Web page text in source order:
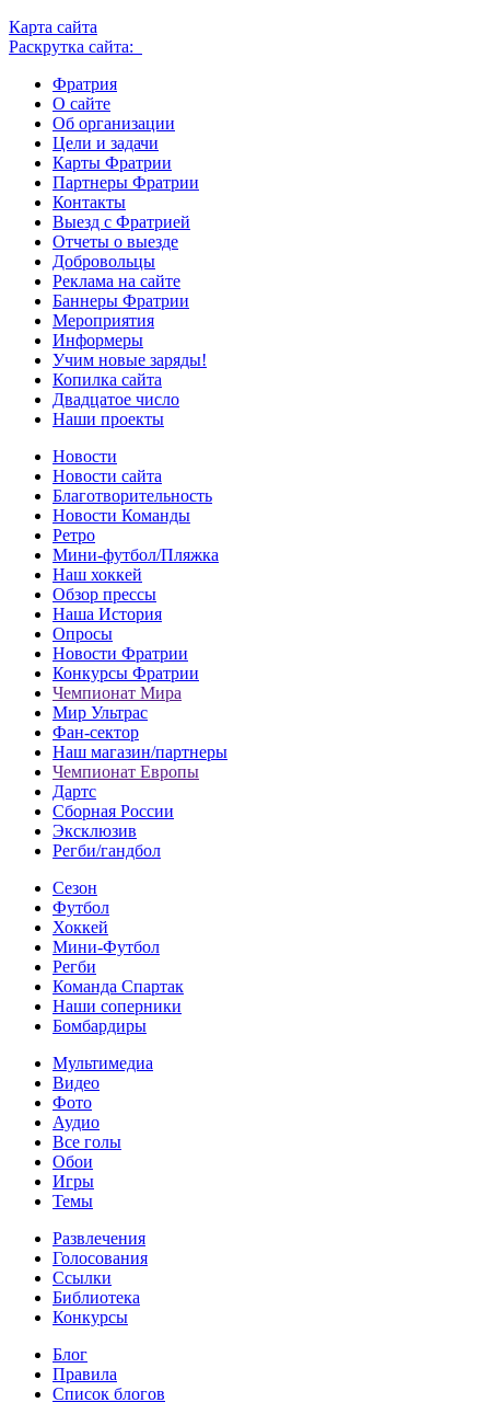
Карта сайта
Раскрутка сайта:
Фратрия
О сайте
Об организации
Цели и задачи
Карты Фратрии
Партнеры Фратрии
Контакты
Выезд с Фратрией
Отчеты о выезде
Добровольцы
Реклама на сайте
Баннеры Фратрии
Мероприятия
Информеры
Учим новые заряды!
Копилка сайта
Двадцатое число
Наши проекты
Новости
Новости сайта
Благотворительность
Новости Команды
Ретро
Мини-футбол/Пляжка
Наш хоккей
Обзор прессы
Наша История
Опросы
Новости Фратрии
Конкурсы Фратрии
Чемпионат Мира
Мир Ультрас
Фан-cектор
Наш магазин/партнеры
Чемпионат Европы
Дартс
Сборная России
Эксклюзив
Регби/гандбол
Сезон
Футбол
Хоккей
Мини-Футбол
Регби
Команда Спартак
Наши соперники
Бомбардиры
Мультимедиа
Видео
Фото
Аудио
Все голы
Обои
Игры
Темы
Развлечения
Голосования
Ссылки
Библиотека
Конкурсы
Блог
Правила
Список блогов